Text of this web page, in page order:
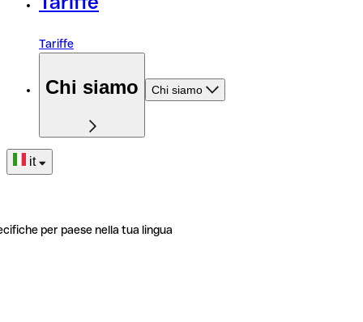
Tariffe
Chi siamo Chi siamo
it
per paese nella tua lingua